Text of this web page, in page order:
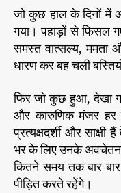
जो कुछ हाल के दिनों में
गया। पहाड़ों से फिसल
समस्त वात्सल्य, ममता
धारण कर बह चली
फिर जो कुछ हुआ, देखा
और कारुणिक मंजर हर
प्रत्यक्षदर्शी और
भर के लिए उनके अवचेतन
कितने समय तक बार-
पीड़ित करते रहेंगे।